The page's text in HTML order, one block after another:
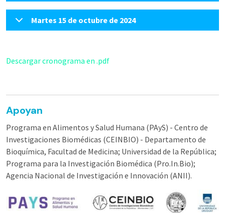
Martes 15 de octubre de 2024
Descargar cronograma en .pdf
Apoyan
Programa en Alimentos y Salud Humana (PAyS) - Centro de
Investigaciones Biomédicas (CEINBIO) - Departamento de
Bioquímica, Facultad de Medicina; Universidad de la República;
Programa para la Investigación Biomédica (Pro.In.Bio);
Agencia Nacional de Investigación e Innovación (ANII).
Image